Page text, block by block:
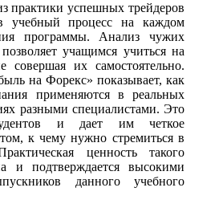
практики успешных трейдеров
учебный процесс на каждом
программы. Анализ чужих
учащимся учиться на
совершая их самостоятельно.
на Форекс» показывает, как
применяются в реальных
разными специалистами. Это
и дает им четкое
к чему нужно стремиться в
ценность такого
и подтверждается высокими
данного учебного